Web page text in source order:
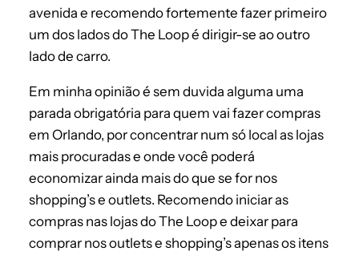
avenida e recomendo fortemente fazer primeiro
um dos lados do The Loop é dirigir-se ao outro
lado de carro.
Em minha opinião é sem duvida alguma uma
parada obrigatória para quem vai fazer compras
em Orlando, por concentrar num só local as lojas
mais procuradas e onde você poderá
economizar ainda mais do que se for nos
shopping’s e outlets. Recomendo iniciar as
compras nas lojas do The Loop e deixar para
comprar nos outlets e shopping’s apenas os itens